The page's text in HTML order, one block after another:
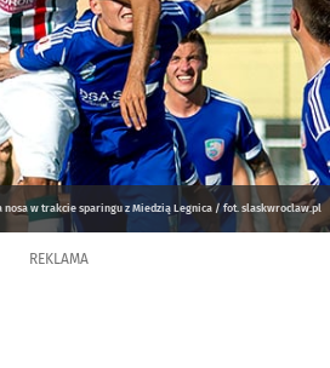
nosa w trakcie sparingu z Miedzią Legnica / fot. slaskwroclaw.pl
REKLAMA